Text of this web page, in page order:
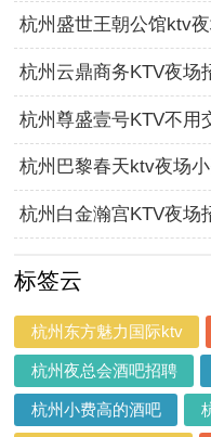
杭州盛世王朝公馆ktv夜场招聘小费,工
杭州云鼎商务KTV夜场招聘小费最高,
杭州尊盛壹号KTV不用交台费,入职需
杭州巴黎春天ktv夜场小费最高招聘模特,
杭州白金瀚宫KTV夜场招聘小费起,
标签云
杭州东方魅力国际ktv
杭州夜总会酒吧招聘
杭州小费高的酒吧